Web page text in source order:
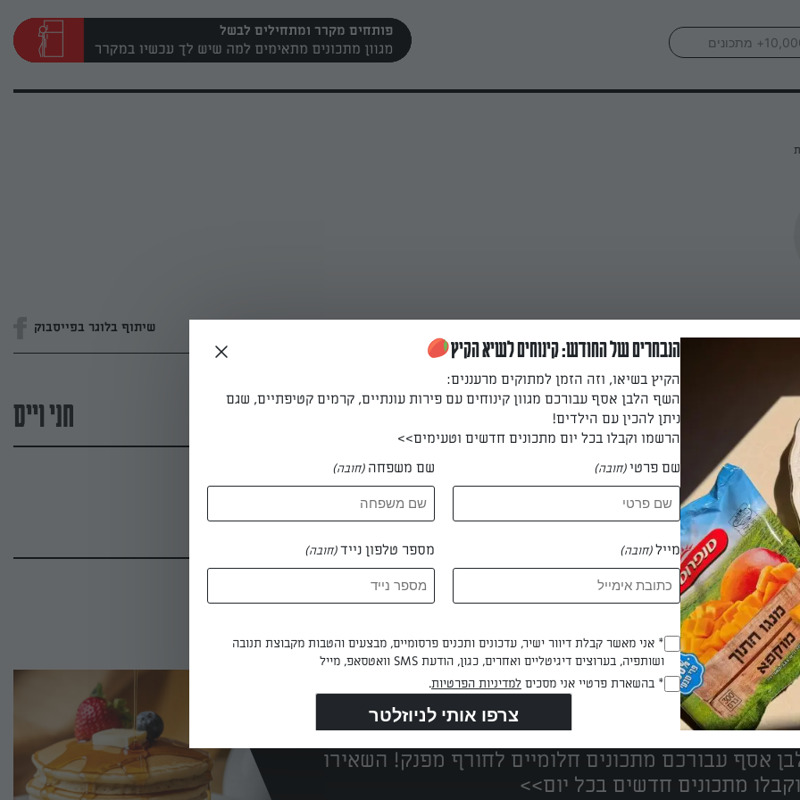
פותחים מקרר ומתחילים לבשל
שיתוף בלוגר בפייסבוק
חני וייס
חני וייס
הכי טעימים במקום אחד!
אסף עבורכם מתכונים חלומיים לחורף מפנק! השאירו
מתכונים חדשים בכל יום>>
הנבחרים של החודש: קינוחים לשיא הקיץ
הקיץ בשיאו, וזה הזמן למתוקים מרעננים:
השף הלבן אסף עבורכם מגוון קינוחים עם פירות עונתיים, קרמים קטיפתיים, שגם
ניתן להכין עם הילדים!
הרשמו וקבלו בכל יום מתכונים חדשים וטעימים>>
שם פרטי(חובה) שם משפחה (חובה)
מייל(חובה) מספר טלפון נייד(חובה)
Opt_In
(חובה)
* אני מאשר קבלת דיוור ישיר, עדכונים ותכנים פרסומיים, מבצעים והטבות מקבוצת תנובה
ושותפיה, בערוצים דיגיטליים ואחרים, כגון, הודעת SMS וואטסאפ, מייל
RegulationsApproved
* בהשארת פרטיי אני מסכים למדיניות הפרטיות.